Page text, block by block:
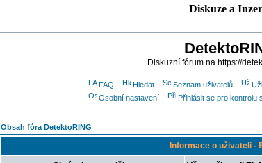
Diskuze a
Diskuzní fórum na https://
FAQ Hledat Seznam uživatelů
Osobní nastavení
Přihlásit se pro kontrolu
Obsah fóra DetektoRING
Informace o uživateli -